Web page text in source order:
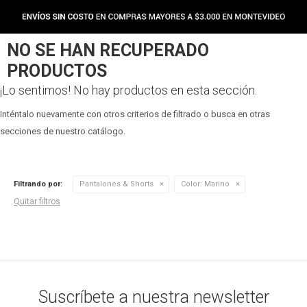
NO SE HAN RECUPERADO
PRODUCTOS
¡Lo sentimos! No hay productos en esta sección.
Inténtalo nuevamente con otros criterios de filtrado o busca en otras
secciones de nuestro catálogo.
Filtrando por: Pantalones & Shorts Color: Marino
Quitar filtros
Suscríbete a nuestra newsletter